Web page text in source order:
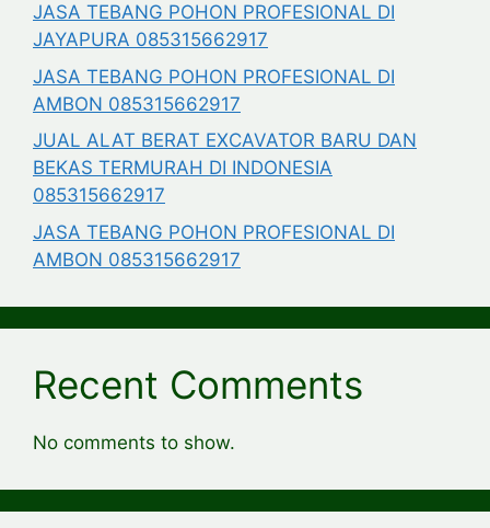
JASA TEBANG POHON PROFESIONAL DI
JAYAPURA 085315662917
JASA TEBANG POHON PROFESIONAL DI
AMBON 085315662917
JUAL ALAT BERAT EXCAVATOR BARU DAN
BEKAS TERMURAH DI INDONESIA
085315662917
JASA TEBANG POHON PROFESIONAL DI
AMBON 085315662917
Recent Comments
No comments to show.